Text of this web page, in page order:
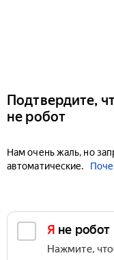
Подтвердите,
не робот
Нам очень жаль, но
автоматические.
Я не робот
Нажмите,